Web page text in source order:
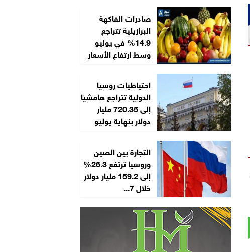
صادرات الفاكهة
البرازيلية تتراجع
14.9% في يوليو
وسط ارتفاع الأسعار
احتياطيات روسيا
الدولية تتراجع هامشيًا
إلى 720.35 مليار
دولار بنهاية يوليو
التجارة بين الصين
وروسيا ترتفع 26.3%
إلى 159.2 مليار دولار
خلال 7...